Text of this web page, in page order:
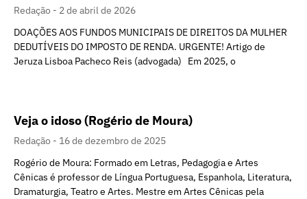
Redação
2 de abril de 2026
DOAÇÕES AOS FUNDOS MUNICIPAIS DE DIREITOS DA MULHER
DEDUTÍVEIS DO IMPOSTO DE RENDA. URGENTE! Artigo de
Jeruza Lisboa Pacheco Reis (advogada) Em 2025, o
Veja o idoso (Rogério de Moura)
Redação
16 de dezembro de 2025
Rogério de Moura: Formado em Letras, Pedagogia e Artes
Cênicas é professor de Língua Portuguesa, Espanhola, Literatura,
Dramaturgia, Teatro e Artes. Mestre em Artes Cênicas pela